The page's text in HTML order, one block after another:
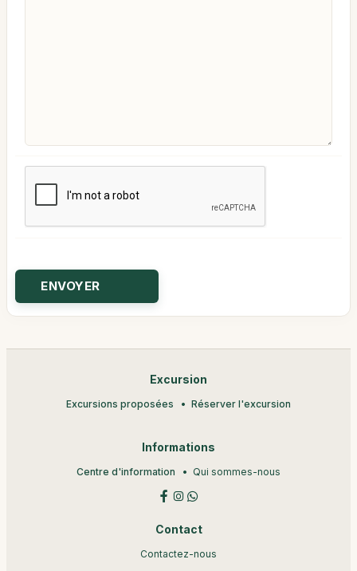
Excursion
Excursions proposées Réserver l'excursion
Informations
Centre d'information Qui sommes-nous
Contact
Contactez-nous